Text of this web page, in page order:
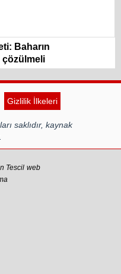
Baharın
çözülmeli
Gizlilik İlkeleri
saklıdır, kaynak
Tescil web